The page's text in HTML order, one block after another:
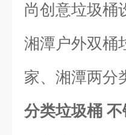
尚创意垃圾桶
湘潭户外双桶
家、湘潭两分
分类垃圾桶